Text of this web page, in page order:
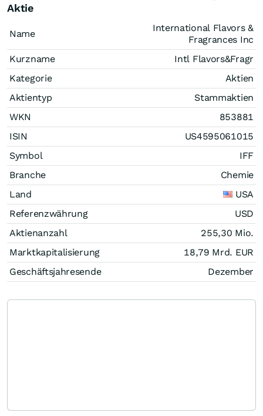
Aktie
Name
International Flavors &
Fragrances Inc
Kurzname
Intl Flavors&Fragr
Kategorie
Aktien
Aktientyp
Stammaktien
WKN
853881
ISIN
US4595061015
Symbol
IFF
Branche
Chemie
Land
USA
Referenzwährung
USD
Aktienanzahl
255,30 Mio.
Marktkapitalisierung
18,79 Mrd. EUR
Geschäftsjahresende
Dezember